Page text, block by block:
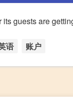
guests are getting
语 账户